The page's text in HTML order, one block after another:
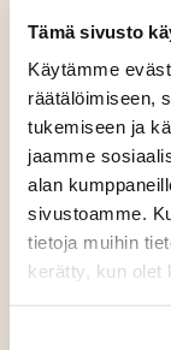
Tämä sivusto
Käytämme
räätälöimiseen,
tukemiseen ja
jaamme
alan
sivustoamme.
tietoja muihin
kerätty, kun olet
Tuo ystäväsi
Green feet ja